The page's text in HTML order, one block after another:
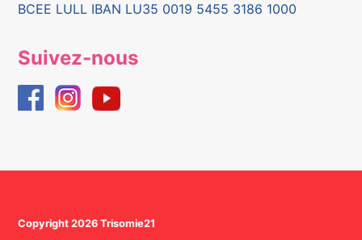
BCEE LULL IBAN LU35 0019 5455 3186 1000
Suivez-nous
Copyright 2026 Trisomie21